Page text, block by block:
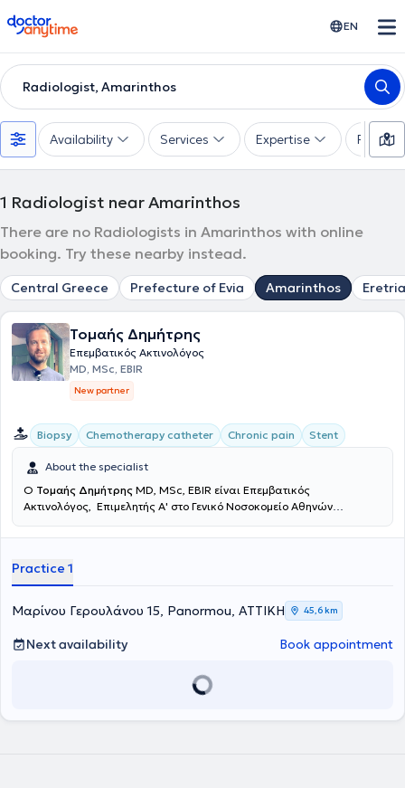
doctoranytime EN
Radiologist, Amarinthos
Availability Services Expertise
1 Radiologist near Amarinthos
There are no Radiologists in Amarinthos with online
booking. Try these nearby instead.
Central Greece Prefecture of Evia Amarinthos Eretria
Τομαής Δημήτρης
Επεμβατικός Ακτινολόγος
MD, MSc, EBIR
New partner
Biopsy Chemotherapy catheter Chronic pain Stent
About the specialist
Ο Τομαής Δημήτρης MD, MSc, EBIR είναι Επεμβατικός
Ακτινολόγος, Επιμελητής Α' στο Γενικό Νοσοκομείο Αθηνών
και Καποδιστριακού Πανεπιστημίου Αθηνών (ΕΚΠΑ), κάτοχος
παρακολουθεί ασθενείς στην Βιοκλινική Αθηνών και στο Theparis
General Hospital. Το 2013 μετέβη στο Ηνωμένο Βασίλειο, όπου κατά
την διάρκεια της ειδικότητας του μετεκπαιδεύτηκε στην Επεμβατική
Ακτινολογία στον Guy's and St Thomas' NHS Foundation Trust of
London, ενώ έλαβε τίτλο στην Επεμβατική Ακτινολογία από το Γενικό
Νοσοκομείο Αθηνών "Ευαγγελισμός" το 2019. Ειδικεύθηκε σε όλο το
Ακτινολογίας με κατεύθυνση την Αγγειακή Επεμβατική Ακτινολογία
Practice 1
Μαρίνου Γερουλάνου 15, Panormou, ΑΤΤΙΚΗ 45,6 km
Next availability Book appointment